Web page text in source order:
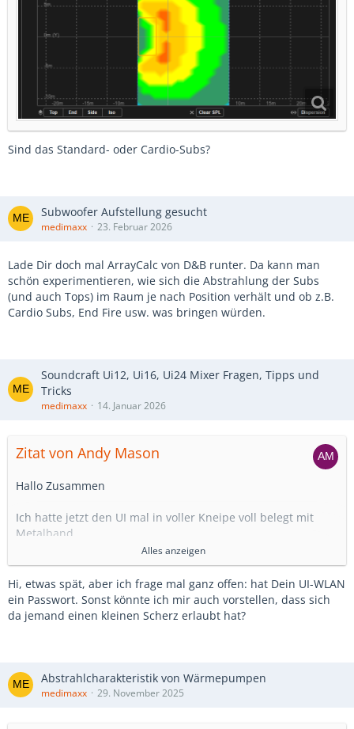
Sind das Standard- oder Cardio-Subs?
Subwoofer Aufstellung gesucht
medimaxx 23. Februar 2026
Lade Dir doch mal ArrayCalc von D&B runter. Da kann man
schön experimentieren, wie sich die Abstrahlung der Subs
(und auch Tops) im Raum je nach Position verhält und ob z.B.
Cardio Subs, End Fire usw. was bringen würden.
Soundcraft Ui12, Ui16, Ui24 Mixer Fragen, Tipps und
Tricks
medimaxx 14. Januar 2026
Zitat von Andy Mason
Hallo Zusammen
Ich hatte jetzt den UI mal in voller Kneipe voll belegt mit
Metalband
Während der Show hatte ich einen WLan Abriss und der UI
fuhr die Summe/Front komplett herunter auf 0db
Als ich zur Bühne hechtete und wieder Signal hatte hob das
UI die Lautstärke schrittweise wieder auf den vorherigen
Pegel an…horror! Hat sowas schon mal jemand erlebt?
Alles anzeigen
Hi, etwas spät, aber ich frage mal ganz offen: hat Dein UI-WLAN
ein Passwort. Sonst könnte ich mir auch vorstellen, dass sich
da jemand einen kleinen Scherz erlaubt hat?
Abstrahlcharakteristik von Wärmepumpen
medimaxx 29. November 2025